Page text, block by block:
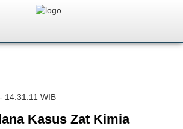
14:31:11 WIB
Kasus Zat Kimia